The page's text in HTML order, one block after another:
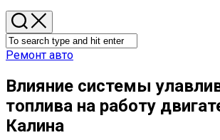
Ремонт авто
Влияние системы
топлива на работу
Калина